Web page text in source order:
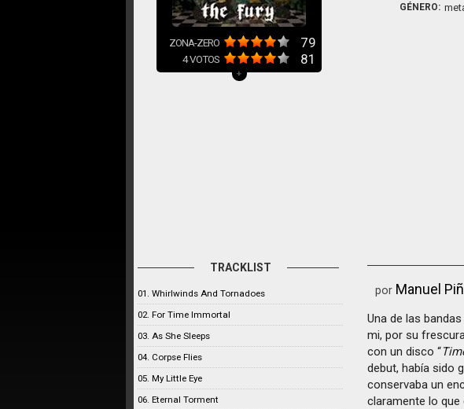
ZONA-ZERO 79
4VOTOS 81
+
GÉNERO:
TRACKLIST
01. Whirlwinds And Tornadoes
02. For Time Immortal
03. As She Sleeps
04. Corpse Flies
05. My Little Eye
06. Eternal Torment
por Manuel
Una de las
mi, por su
con un disco “
debut, había sido
conservaba un
claramente lo